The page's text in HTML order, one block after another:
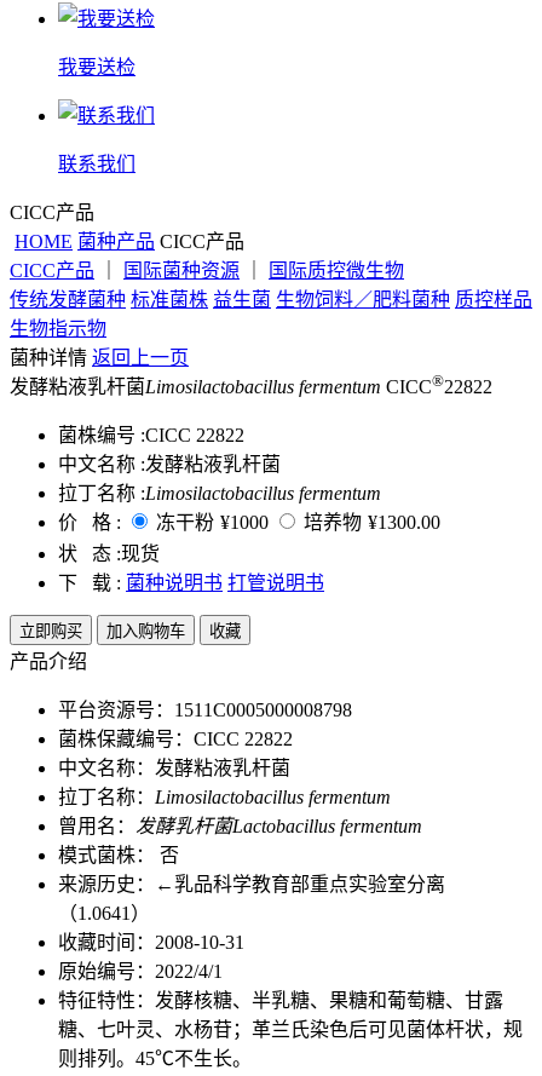
我要送检
联系我们
CICC产品
HOME 菌种产品 CICC产品
CICC产品
国际菌种资源
国际质控微生物
传统发酵菌种 标准菌株 益生菌 生物饲料／肥料菌种 质控样品
生物指示物
菌种详情 返回上一页
发酵粘液乳杆菌Limosilactobacillus fermentum CICC®22822
菌株编号 :CICC 22822
中文名称 :发酵粘液乳杆菌
拉丁名称 :Limosilactobacillus fermentum
价 格 :
冻干粉 ¥1000 培养物 ¥1300.00
状 态 :现货
下 载 : 菌种说明书 打管说明书
立即购买 加入购物车 收藏
产品介绍
平台资源号：1511C0005000008798
菌株保藏编号：CICC 22822
中文名称：发酵粘液乳杆菌
拉丁名称： Limosilactobacillus fermentum
曾用名： 发酵乳杆菌Lactobacillus fermentum
模式菌株： 否
来源历史：←乳品科学教育部重点实验室分离
（1.0641）
收藏时间：2008-10-31
原始编号：2022/4/1
特征特性：发酵核糖、半乳糖、果糖和葡萄糖、甘露
糖、七叶灵、水杨苷；革兰氏染色后可见菌体杆状，规
则排列。45℃不生长。